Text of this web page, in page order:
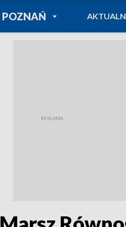
POZNAŃPOWRÓT DO
TVP REGIONY